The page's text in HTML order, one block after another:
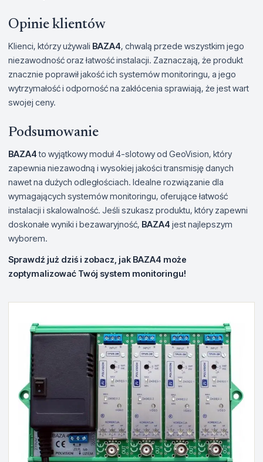
Opinie klientów
Klienci, którzy używali BAZA4, chwalą przede wszystkim jego
niezawodność oraz łatwość instalacji. Zaznaczają, że produkt
znacznie poprawił jakość ich systemów monitoringu, a jego
wytrzymałość i odporność na zakłócenia sprawiają, że jest wart
swojej ceny.
Podsumowanie
BAZA4to wyjątkowy moduł 4-slotowy od GeoVision, który
zapewnia niezawodną i wysokiej jakości transmisję danych
nawet na dużych odległościach. Idealne rozwiązanie dla
wymagających systemów monitoringu, oferujące łatwość
instalacji i skalowalność. Jeśli szukasz produktu, który zapewni
doskonałe wyniki i bezawaryjność, BAZA4 jest najlepszym
wyborem.
Sprawdź już dziś i zobacz, jak BAZA4 może
zoptymalizować Twój system monitoringu!